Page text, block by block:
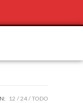
12 24 TODO